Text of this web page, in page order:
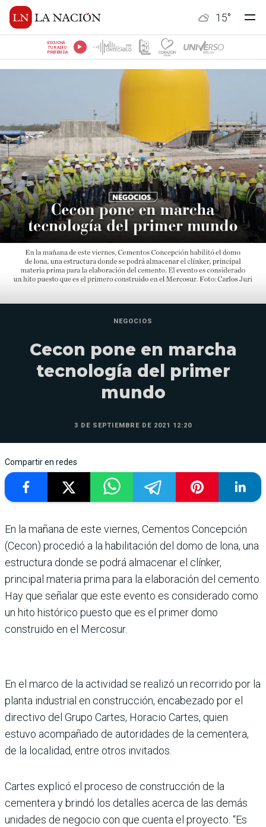
15°
ESCUCHÁ
TU RADIO
PREFERIDA
NEGOCIOS
Cecon pone en marcha
tecnología del primer
mundo
3 DE SEPTIEMBRE DE 2021 12:20
Compartir en redes
En la mañana de este viernes, Cementos Concepción
(Cecon) procedió a la habilitación del domo de lona, una
estructura donde se podrá almacenar el clínker,
principal materia prima para la elaboración del cemento.
Hay que señalar que este evento es considerado como
un hito histórico puesto que es el primer domo
construido en el Mercosur.
En el marco de la actividad se realizó un recorrido por la
planta industrial en construcción, encabezado por el
directivo del Grupo Cartes, Horacio Cartes, quien
estuvo acompañado de autoridades de la cementera,
de la localidad, entre otros invitados.
Cartes explicó el proceso de construcción de la
cementera y brindó los detalles acerca de las demás
unidades de negocio con que cuenta el proyecto. “Es